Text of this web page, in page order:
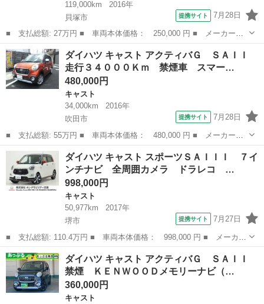
119,000km
2016年
貝塚市
提携サイト 7月28日
■ 支払総額: 27万円 ■ 車両本体価格： 250,000 円 ■ メーカー
名： ダイハツ ■ 車種名： キャスト ■ グレード名： アクティ
バＸ ＳＡＩＩ ＳＡＩＩ・ＥＴＣ・プッシュスタートスマートキ
ー・スペアキー有・...
大阪 貝塚市 キャスト
ダイハツ キャスト アクティバＧ ＳＡＩＩ
走行３４０００Ｋｍ 禁煙車 スマー…
480,000円
キャスト
34,000km
2016年
吹田市
提携サイト 7月28日
■ 支払総額: 55万円 ■ 車両本体価格： 480,000 円 ■ メーカー
名： ダイハツ ■ 車種名： キャスト ■ グレード名： アクティ
バＧ ＳＡＩＩ 走行３４０００Ｋｍ 禁煙車 スマートアシスト
メモリーナビ フ...
大阪 吹田市 キャスト
ダイハツ キャスト スポーツＳＡＩＩＩ ７イ
ンチナビ 全周囲カメラ ドラレコ …
998,000円
キャスト
50,977km
2017年
堺市
提携サイト 7月27日
■ 支払総額: 110.4万円 ■ 車両本体価格： 998,000 円 ■ メーカー
名： ダイハツ ■ 車種名： キャスト ■ グレード名： スポーツ
ＳＡＩＩＩ ７インチナビ 全周囲カメラ ドラレコ ＥＴＣ シー
トヒーター...
大阪 堺市 キャスト
ダイハツ キャスト アクティバＧ ＳＡＩＩ
禁煙 ＫＥＮＷＯＯＤメモリーナビ（…
360,000円
キャスト